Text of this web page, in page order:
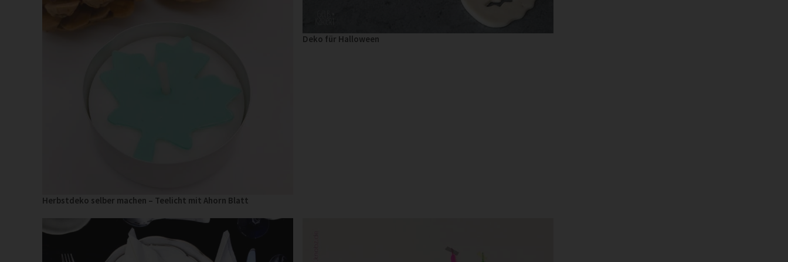
Herbstdeko selber machen – Teelicht mit Ahorn Blatt
Deko für Halloween